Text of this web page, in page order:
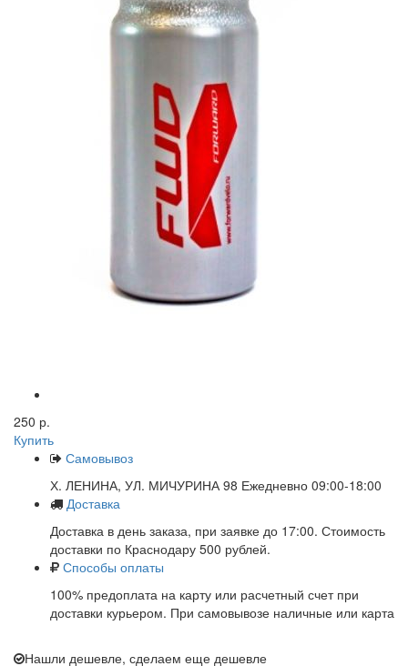
250 р.
Купить
Самовывоз
Х. ЛЕНИНА, УЛ. МИЧУРИНА 98 Ежедневно 09:00-18:00
Доставка
Доставка в день заказа, при заявке до 17:00. Стоимость
доставки по Краснодару 500 рублей.
Способы оплаты
100% предоплата на карту или расчетный счет при
доставки курьером. При самовывозе наличные или карта
Нашли дешевле, сделаем еще дешевле